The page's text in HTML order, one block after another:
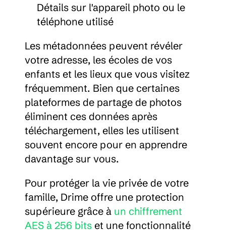
Détails sur l'appareil photo ou le
téléphone utilisé
Les métadonnées peuvent révéler
votre adresse, les écoles de vos
enfants et les lieux que vous visitez
fréquemment. Bien que certaines
plateformes de partage de photos
éliminent ces données après
téléchargement, elles les utilisent
souvent encore pour en apprendre
davantage sur vous.
Pour protéger la vie privée de votre
famille, Drime offre une protection
supérieure grâce à un chiffrement
AES à 256 bits et une fonctionnalité